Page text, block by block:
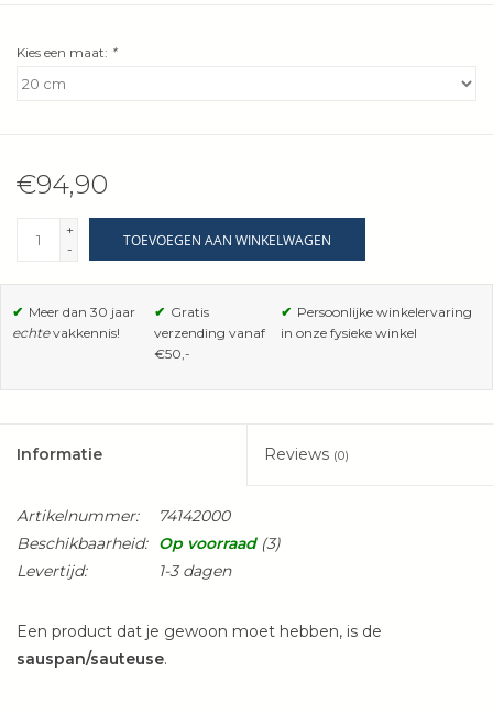
Kies een maat: *
€94,90
+
-
TOEVOEGEN AAN WINKELWAGEN
✔ Meer dan 30 jaar
echtevakkennis!
✔ Gratis
verzending vanaf
€50,-
✔ Persoonlijke winkelervaring
in onze fysieke winkel
Informatie Reviews (0)
Artikelnummer:
74142000
Beschikbaarheid:
Op voorraad(3)
Levertijd:
1-3 dagen
Een product dat je gewoon moet hebben, is de
sauspan/sauteuse.